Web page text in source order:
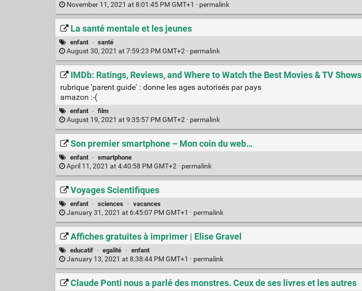
November 11, 2021 at 8:01:45 PM GMT+1 · permalink
La santé mentale et les jeunes
enfant · santé
August 30, 2021 at 7:59:23 PM GMT+2 · permalink
IMDb: Ratings, Reviews, and Where to Watch the Best Movies & TV Shows
rubrique 'parent guide' : donne les ages autorisés par pays
amazon :-(
enfant · film
August 19, 2021 at 9:35:57 PM GMT+2 · permalink
Son premier smartphone – Mon coin du web…
enfant · smartphone
April 11, 2021 at 4:40:58 PM GMT+2 · permalink
Voyages Scientifiques
enfant · sciences · vacances
January 31, 2021 at 6:45:07 PM GMT+1 · permalink
Affiches gratuites à imprimer | Elise Gravel
educatif · egalité · enfant
January 13, 2021 at 8:38:44 PM GMT+1 · permalink
Claude Ponti nous a parlé des monstres. Ceux de ses livres et les autres